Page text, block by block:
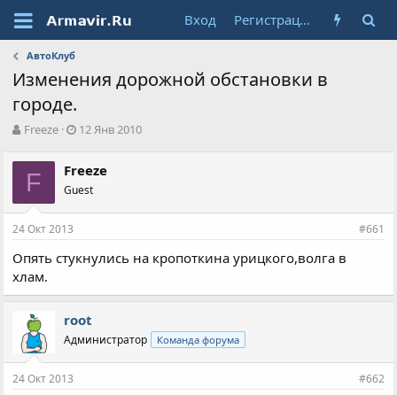
Вход Регистрация
АвтоКлуб
Изменения дорожной обстановки в
городе.
А
т
о
р
т
е
ы
Freeze
Д
а
н
л
12 Янв 2010
F Freeze
Guest
24 Окт 2013 #661
Опять стукнулись на кропоткина урицкого,волга в
хлам.
root
Администратор Команда форума
24 Окт 2013 #662